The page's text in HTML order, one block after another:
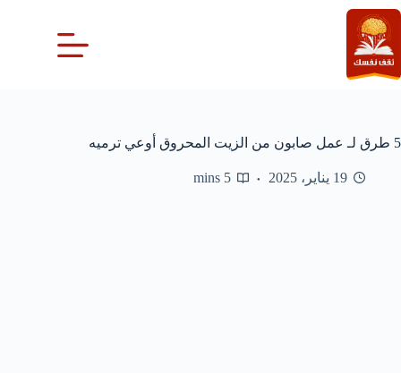
التجاوز
إلى
المحتوى
5 طرق لـ عمل صابون من الزيت المحروق أوعي ترميه
19 يناير، 2025 5 mins